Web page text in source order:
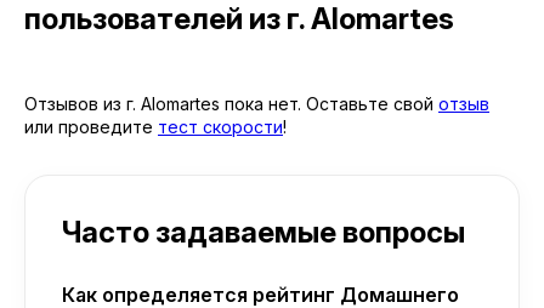
пользователей из г. Alomartes
Отзывов из г. Alomartes пока нет. Оставьте свой отзыв
или проведите тест скорости!
Часто задаваемые вопросы
Как определяется рейтинг Домашнего